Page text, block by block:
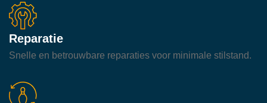
Reparatie
Snelle en betrouwbare reparaties voor minimale stilstand.